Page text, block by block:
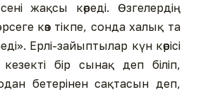
жақсы көреді. Өзгелердің
көз тікпе, сонда халық та
Ерлі-зайыптылар күн көрісі
бір сынақ деп біліп,
бетерінен сақтасын деп,